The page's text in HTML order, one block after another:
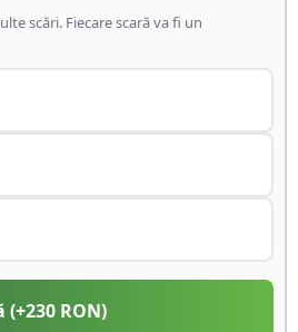
scări. Fiecare scară va fi un
(+230 RON)